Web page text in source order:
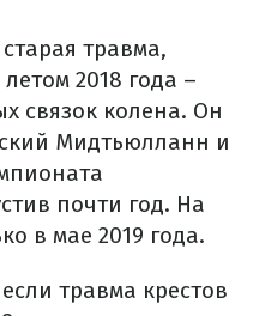
травма,
2018 года –
связок колена. Он
Мидтьюлланн и
почти год. На
в мае 2019 года.
травма крестов